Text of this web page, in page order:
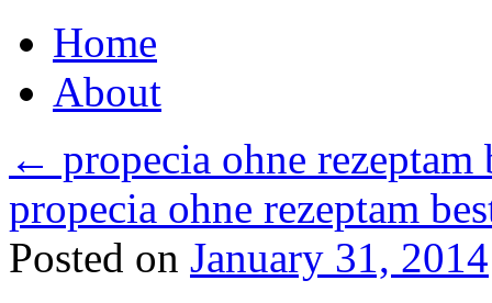
Home
About
← propecia ohne
propecia ohne rezeptam
Posted on January 31, 2014